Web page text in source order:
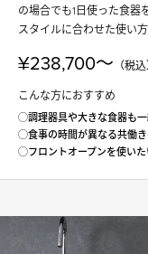
の場合でも1日使った食器
スタイルに合わせた使い方
¥238,700〜 （税込
こんな方におすすめ
◯調理器具や大きな食器も
◯食事の時間が異なる共働
◯フロントオープンを使い